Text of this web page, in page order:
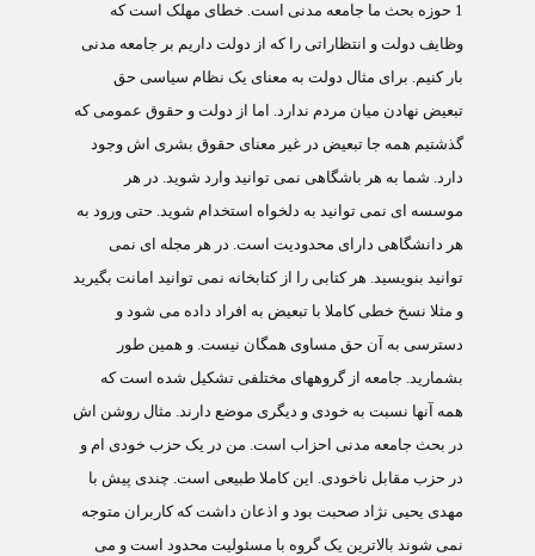
1 حوزه بحث ما جامعه مدنی است. خطای مهلک است که
وظایف دولت و انتظاراتی را که از دولت داریم بر جامعه مدنی
بار کنیم. برای مثال دولت به معنای یک نظام سیاسی حق
تبعیض نهادن میان مردم ندارد. اما از دولت و حقوق عمومی که
گذشتیم همه جا تبعیض در غیر معنای حقوق بشری اش وجود
دارد. شما به هر باشگاهی نمی توانید وارد شوید. در هر
موسسه ای نمی توانید به دلخواه استخدام شوید. حتی ورود به
هر دانشگاهی دارای محدودیت است. در هر مجله ای نمی
توانید بنویسید. هر کتابی را از کتابخانه نمی توانید امانت بگیرید
و مثلا نسخ خطی کاملا با تبعیض به افراد داده می شود و
دسترسی به آن حق مساوی همگان نیست. و همین طور
بشمارید. جامعه از گروههای مختلفی تشکیل شده است که
همه آنها نسبت به خودی و دیگری موضع دارند. مثال روشن اش
در بحث جامعه مدنی احزاب است. من در یک حزب خودی ام و
در حزب مقابل ناخودی. این کاملا طبیعی است. چندی پیش با
مهدی یحیی نژاد صحبت بود و اذعان داشت که کاربران متوجه
نمی شوند بالاترین یک گروه با مسئولیت محدود است و می